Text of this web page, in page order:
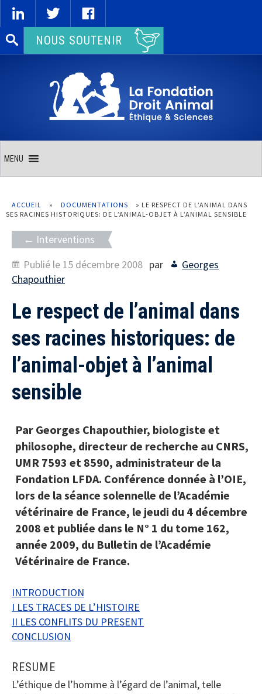
Rechercher :NOUS SOUTENIR
MENU
ACCUEIL » DOCUMENTATIONS » LE RESPECT DE L’ANIMAL DANS
SES RACINES HISTORIQUES: DE L’ANIMAL-OBJET À L’ANIMAL SENSIBLE
Interventions
Publié le 15 décembre 2008 par
Georges
Chapouthier
Le respect de l’animal dans
ses racines historiques: de
l’animal-objet à l’animal
sensible
Par Georges Chapouthier, biologiste et
philosophe, directeur de recherche au CNRS,
UMR 7593 et 8590, administrateur de la
Fondation LFDA. Conférence donnée à l’OIE,
lors de la séance solennelle de l’Académie
vétérinaire de France, le jeudi du 4 décembre
2008 et publiée dans le N° 1 du tome 162,
année 2009, du Bulletin de l’Académie
Vétérinaire de France.
INTRODUCTION
I LES TRACES DE L’HISTOIRE
II LES CONFLITS DU PRESENT
CONCLUSION
RESUME
L’éthique de l’homme à l’égard de l’animal, telle